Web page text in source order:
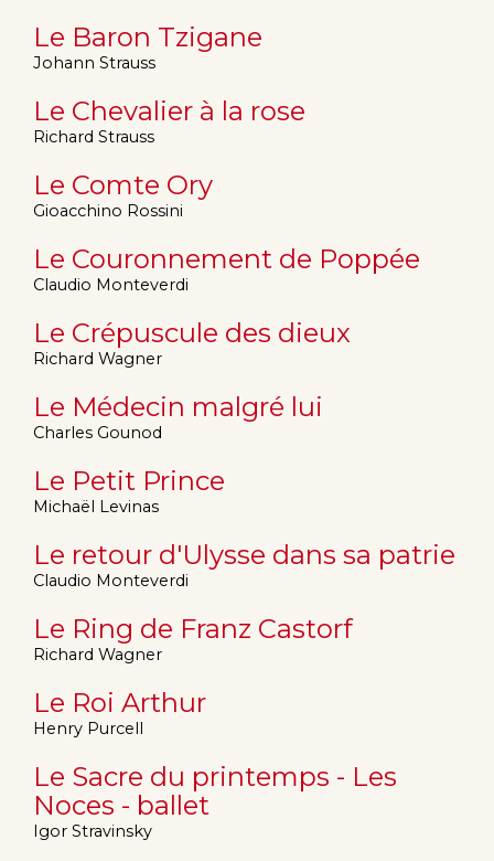
Le Baron Tzigane
Johann Strauss
Le Chevalier à la rose
Richard Strauss
Le Comte Ory
Gioacchino Rossini
Le Couronnement de Poppée
Claudio Monteverdi
Le Crépuscule des dieux
Richard Wagner
Le Médecin malgré lui
Charles Gounod
Le Petit Prince
Michaël Levinas
Le retour d'Ulysse dans sa patrie
Claudio Monteverdi
Le Ring de Franz Castorf
Richard Wagner
Le Roi Arthur
Henry Purcell
Le Sacre du printemps - Les
Noces - ballet
Igor Stravinsky